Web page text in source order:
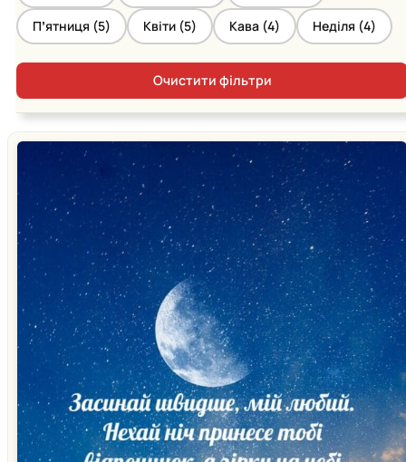
Пʼятниця (5) Квіти (5) Кава (4) Неділя (4)
Очистити фільтри